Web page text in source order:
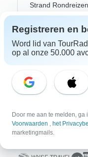
Strand Rondreizen
Familie Rondreizen
Privé Rondreizen
Excellent
10.000+reviews op
Geassocieerd met
Registreren en
Word lid van
op al onze 50.000
Door me aan te melden, ga
Voorwaarden , het
marketingmails.